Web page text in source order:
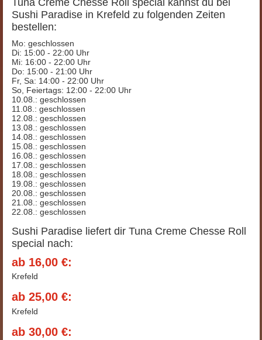
Sushi Paradise in Krefeld zu folgenden Zeiten
bestellen:
Mo: geschlossen
Di: 15:00 - 22:00 Uhr
Mi: 16:00 - 22:00 Uhr
Do: 15:00 - 21:00 Uhr
Fr, Sa: 14:00 - 22:00 Uhr
So, Feiertags: 12:00 - 22:00 Uhr
10.08.: geschlossen
11.08.: geschlossen
12.08.: geschlossen
13.08.: geschlossen
14.08.: geschlossen
15.08.: geschlossen
16.08.: geschlossen
17.08.: geschlossen
18.08.: geschlossen
19.08.: geschlossen
20.08.: geschlossen
21.08.: geschlossen
22.08.: geschlossen
Sushi Paradise liefert dir Tuna Creme Chesse Roll
special nach:
ab 16,00 €:
Krefeld
ab 25,00 €:
Krefeld
ab 30,00 €: